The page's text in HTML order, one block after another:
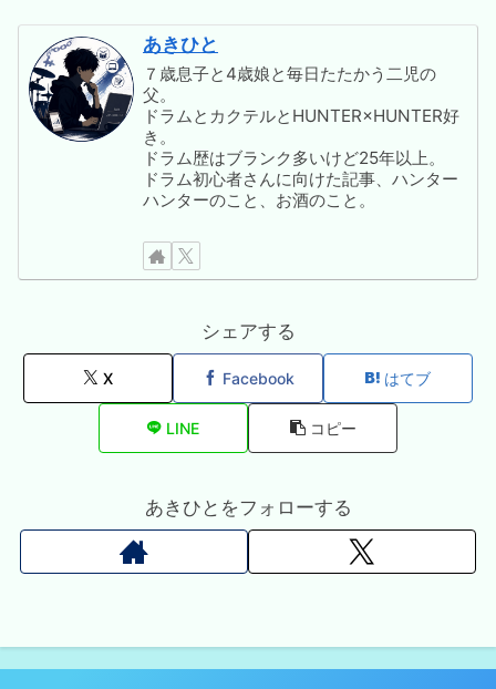
あきひと
７歳息子と4歳娘と毎日たたかう二児の
父。
ドラムとカクテルとHUNTER×HUNTER好
き。
ドラム歴はブランク多いけど25年以上。
ドラム初心者さんに向けた記事、ハンター
ハンターのこと、お酒のこと。
シェアする
X Facebook はてブ
LINE コピー
あきひとをフォローする